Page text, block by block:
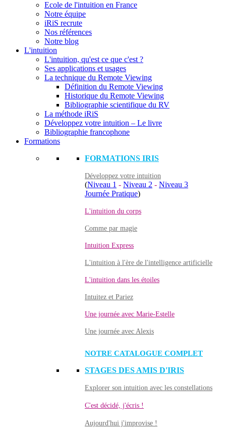
Ecole de l'intuition en France
Notre équipe
iRiS recrute
Nos références
Notre blog
L'intuition
L'intuition, qu'est ce que c'est ?
Ses applications et usages
La technique du Remote Viewing
Définition du Remote Viewing
Historique du Remote Viewing
Bibliographie scientifique du RV
La méthode iRiS
Développez votre intuition – Le livre
Bibliographie francophone
Formations
FORMATIONS IRIS
Développez votre intuition
(Niveau 1 - Niveau 2 - Niveau 3
Journée Pratique)
L'intuition du corps
Comme par magie
Intuition Express
L'intuition à l'ère de l'intelligence artificielle
L'intuition dans les étoiles
Intuitez et Pariez
Une journée avec Marie-Estelle
Une journée avec Alexis
NOTRE CATALOGUE COMPLET
STAGES DES AMIS D'IRIS
Explorer son intuition avec les constellations
C'est décidé, j'écris !
Aujourd'hui j'improvise !